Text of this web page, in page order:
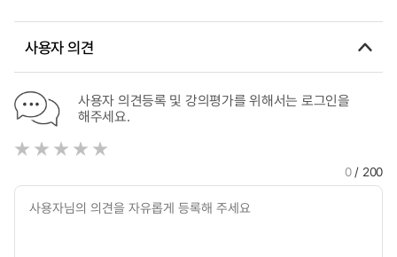
사용자 의견
사용자 의견등록 및 강의평가를 위해서는 로그인을
해주세요.
0/ 200